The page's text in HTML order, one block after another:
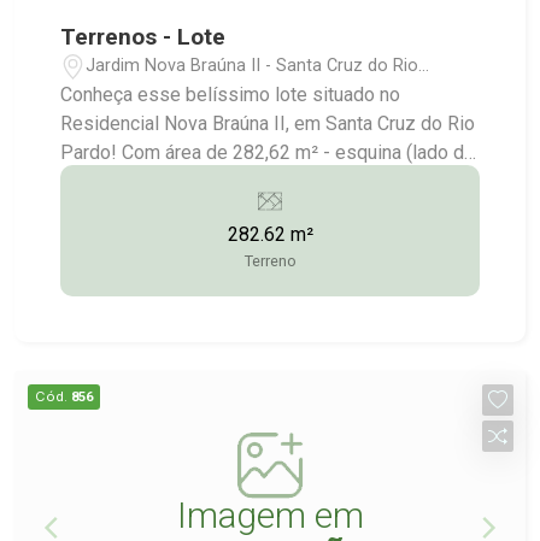
Terrenos - Lote
Jardim Nova Braúna II - Santa Cruz do Rio
Pardo/SP
Conheça esse belíssimo lote situado no
Residencial Nova Braúna II, em Santa Cruz do Rio
Pardo! Com área de 282,62 m² - esquina (lado de
cima da rua) Consulte-nos para maiores
informações: (14) 3372-2528 / (14) 99743-9789
282.62 m²
Terreno
Cód. 856
Imagem em